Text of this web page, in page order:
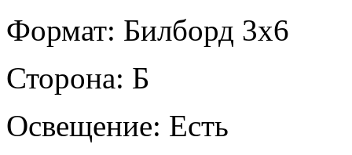
Формат: Билборд 3х6
Сторона: Б
Освещение: Есть